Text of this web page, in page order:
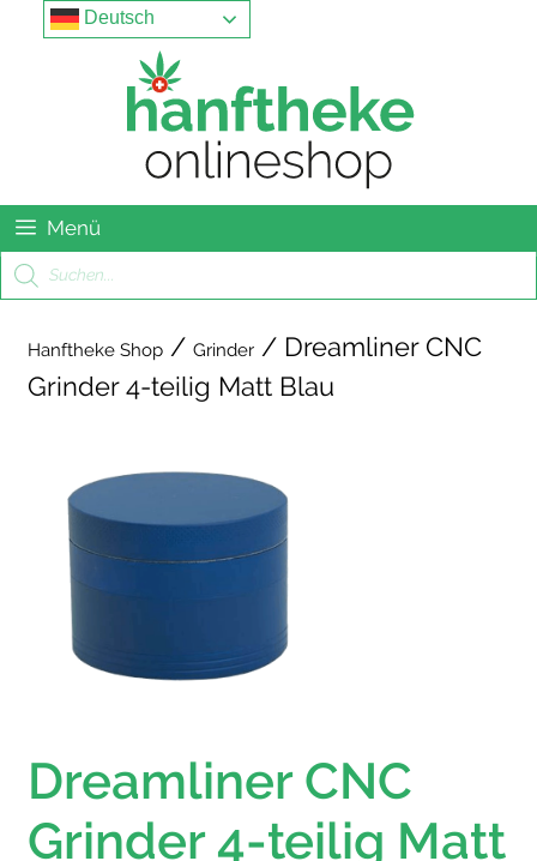
Springe
Menu
Menü
Products
search
Hanftheke Shop / Grinder / Dreamliner CNC
Grinder 4-teilig Matt Blau
Dreamliner CNC
Grinder 4-teilig Matt
Deutsch